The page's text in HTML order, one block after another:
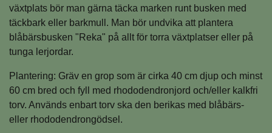
växtplats bör man gärna täcka marken runt busken med
täckbark eller barkmull. Man bör undvika att plantera
blåbärsbusken "Reka" på allt för torra växtplatser eller på
tunga lerjordar.
Plantering: Gräv en grop som är cirka 40 cm djup och minst
60 cm bred och fyll med rhododendronjord och/eller kalkfri
torv. Används enbart torv ska den berikas med blåbärs-
eller rhododendrongödsel.